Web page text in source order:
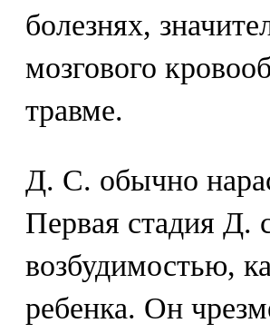
болезнях,
мозгового
травме.
Д. С. обычно
Первая стадия Д.
возбудимостью,
ребенка. Он